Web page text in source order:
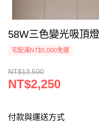
58W三色變光吸頂
宅配滿NT$5,000免運
NT$13,500
NT$2,250
付款與運送方式